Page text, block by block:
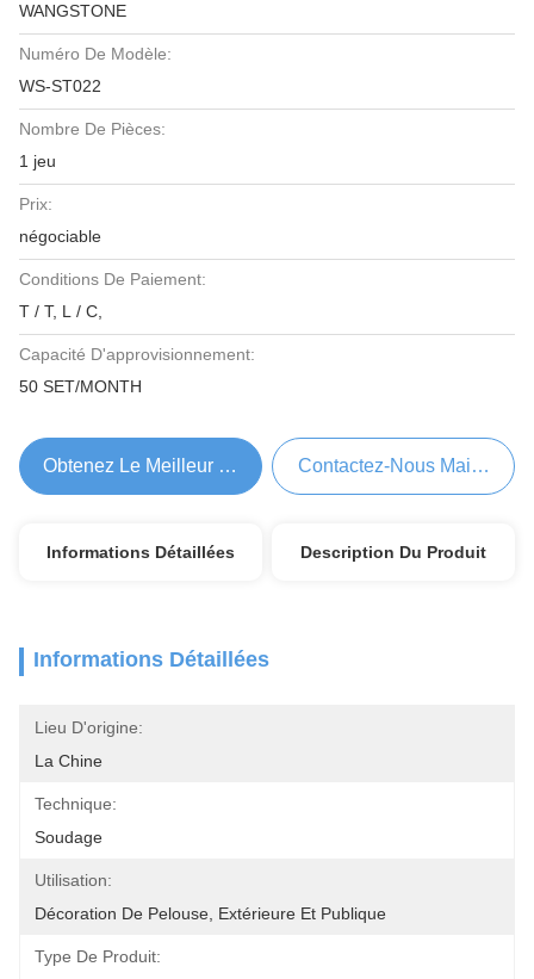
WANGSTONE
Numéro De Modèle:
WS-ST022
Nombre De Pièces:
1 jeu
Prix:
négociable
Conditions De Paiement:
T / T, L / C,
Capacité D'approvisionnement:
50 SET/MONTH
Obtenez Le Meilleur Prix Contactez-Nous Maintenant
Informations Détaillées Description Du Produit
Informations Détaillées
Lieu D'origine:
La Chine
Technique:
Soudage
Utilisation:
Décoration De Pelouse, Extérieure Et Publique
Type De Produit: